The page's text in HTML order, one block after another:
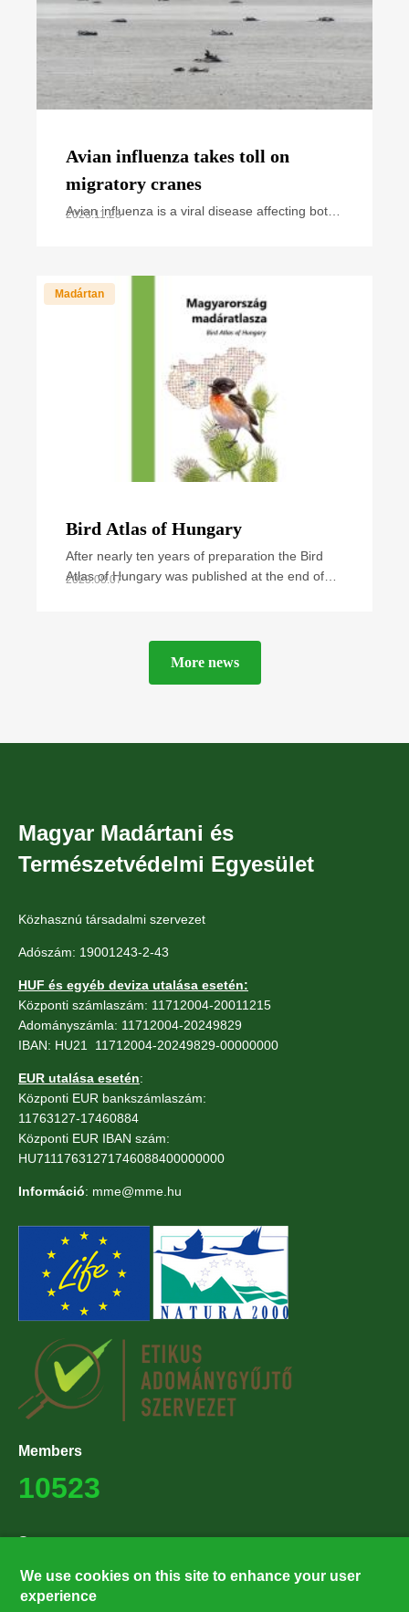
Avian influenza takes toll on
migratory cranes
Avian influenza is a viral disease affecting both
2023.11.28
Madártan
Bird Atlas of Hungary
After nearly ten years of preparation the Bird
Atlas of Hungary was published at the end of
2023.08.07
More news
Magyar Madártani és
Természetvédelmi Egyesület
Közhasznú társadalmi szervezet
Adószám: 19001243-2-43
HUF és egyéb deviza utalása esetén:
Központi számlaszám: 11712004-20011215
Adományszámla: 11712004-20249829
IBAN: HU21 11712004-20249829-00000000
EUR utalása esetén:
Központi EUR bankszámlaszám:
11763127-17460884
Központi EUR IBAN szám:
HU71117631271746088400000000
Információ: mme@mme.hu
Members
10523
Supporters
27224
We use cookies on this site to enhance your user
experience